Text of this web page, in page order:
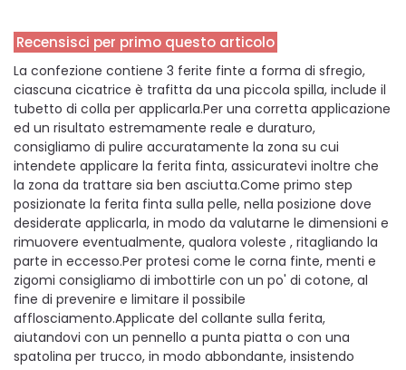
Recensisci per primo questo articolo
La confezione contiene 3 ferite finte a forma di sfregio,
ciascuna cicatrice è trafitta da una piccola spilla, include il
tubetto di colla per applicarla.Per una corretta applicazione
ed un risultato estremamente reale e duraturo,
consigliamo di pulire accuratamente la zona su cui
intendete applicare la ferita finta, assicuratevi inoltre che
la zona da trattare sia ben asciutta.Come primo step
posizionate la ferita finta sulla pelle, nella posizione dove
desiderate applicarla, in modo da valutarne le dimensioni e
rimuovere eventualmente, qualora voleste , ritagliando la
parte in eccesso.Per protesi come le corna finte, menti e
zigomi consigliamo di imbottirle con un po' di cotone, al
fine di prevenire e limitare il possibile
afflosciamento.Applicate del collante sulla ferita,
aiutandovi con un pennello a punta piatta o con una
spatolina per trucco, in modo abbondante, insistendo